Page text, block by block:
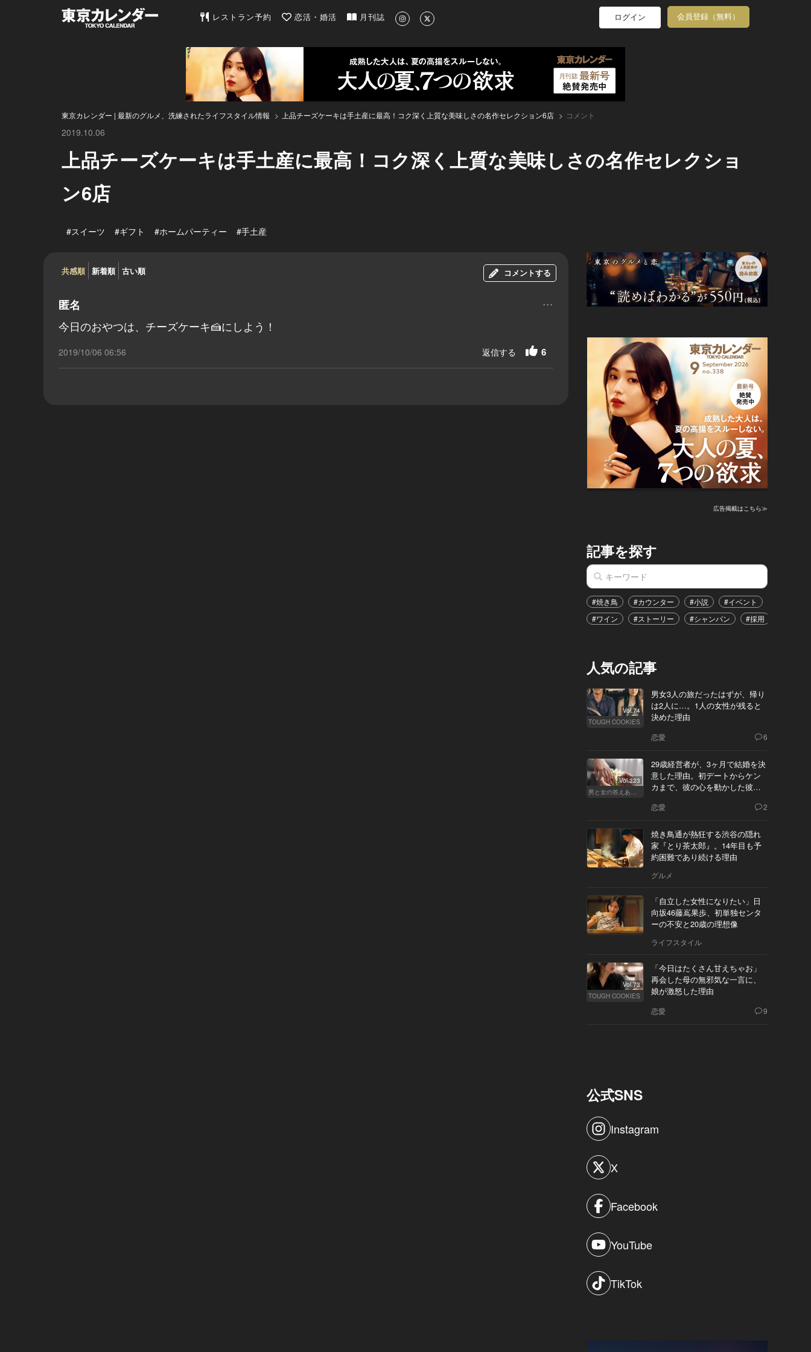
東京カレンダー | 最新のグルメ、洗練されたライフスタイル情報
レストラン予約 恋活・婚活 月刊誌 ログイン 会員登録（無料）
東京カレンダー | 最新のグルメ、洗練されたライフスタイル情報 上品チーズケーキは手土産に最高！コク深く上質な美味しさの名作セレクション6店 コメント
2019.10.06
上品チーズケーキは手土産に最高！コク深く上質な美味しさの名作セレクショ
ン6店
#スイーツ #ギフト #ホームパーティー #手土産
共感順 新着順 古い順 コメントする
匿名 ...
今日のおやつは、チーズケーキ🍰にしよう！
2019/10/06 06:56 6
返信する
広告掲載はこちら≫
記事を探す
#焼き鳥 #カウンター #小説 #イベント
#ワイン
#ストーリー #シャンパン #採用
人気の記事
Vol.74
TOUGH COOKIES
男女3人の旅だったはずが、帰り
は2人に…。1人の女性が残ると
決めた理由
恋愛 6
Vol.323
男と女の答えあわせ【Q】
29歳経営者が、3ヶ月で結婚を決
意した理由。初デートからケン
カまで、彼の心を動かした彼女
恋愛 2
焼き鳥通が熱狂する渋谷の隠れ
家『とり茶太郎』。14年目も予
約困難であり続ける理由
グルメ
「自立した女性になりたい」日
向坂46藤嶌果歩、初単独センタ
ーの不安と20歳の理想像
ライフスタイル
Vol.73
TOUGH COOKIES
「今日はたくさん甘えちゃお」
再会した母の無邪気な一言に、
娘が激怒した理由
恋愛 9
公式SNS
Instagram
X
Facebook
YouTube
TikTok